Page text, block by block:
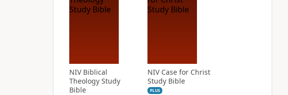
NIV Biblical
Theology Study
Bible
NIV Case for Christ
Study Bible
PLUS